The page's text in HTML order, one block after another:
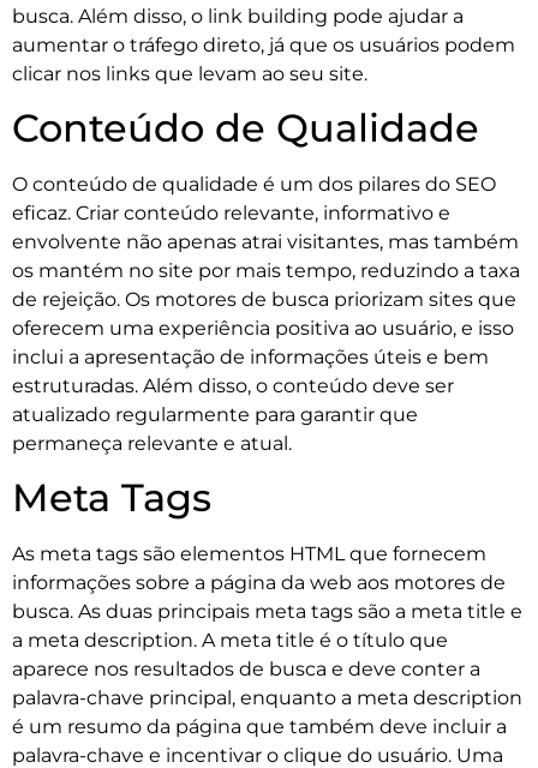
busca. Além disso, o link building pode ajudar a
aumentar o tráfego direto, já que os usuários podem
clicar nos links que levam ao seu site.
Conteúdo de Qualidade
O conteúdo de qualidade é um dos pilares do SEO
eficaz. Criar conteúdo relevante, informativo e
envolvente não apenas atrai visitantes, mas também
os mantém no site por mais tempo, reduzindo a taxa
de rejeição. Os motores de busca priorizam sites que
oferecem uma experiência positiva ao usuário, e isso
inclui a apresentação de informações úteis e bem
estruturadas. Além disso, o conteúdo deve ser
atualizado regularmente para garantir que
permaneça relevante e atual.
Meta Tags
As meta tags são elementos HTML que fornecem
informações sobre a página da web aos motores de
busca. As duas principais meta tags são a meta title e
a meta description. A meta title é o título que
aparece nos resultados de busca e deve conter a
palavra-chave principal, enquanto a meta description
é um resumo da página que também deve incluir a
palavra-chave e incentivar o clique do usuário. Uma